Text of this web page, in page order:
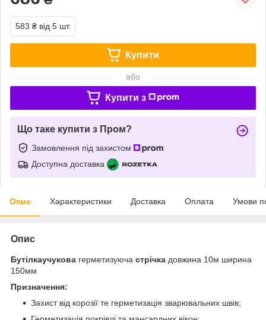
583 ₴ від 5 шт.
Купити
або
Купити з
Що таке купити з Пром?
Замовлення під захистом
Доступна доставка
Опис Характеристики Доставка Оплата Умови
Опис
Бутілкаучукова герметизуюча стрічка довжина 10м ширина
150мм
Призначення:
Захист від корозії те герметизація зварювальних швів;